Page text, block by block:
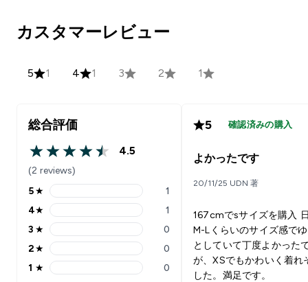
カスタマーレビュー
5 1 4 1 3 2 1
総合評価
4.5 out of 5 stars
4.5
(2 reviews)
5 stars rating 1 reviews
5★ 1
4 stars rating 1 reviews
4★ 1
3 stars rating 0 reviews
3 ★ 0
2 stars rating 0 reviews
2★ 0
1 stars rating 0 reviews
1 ★ 0
5 確認済みの購入
よかったです
20/11/25 UDN 著
167cmでsサイズを購入
M-Lくらいのサイズ感で
としていて丁度よかった
が、XSでもかわいく着れ
した。満足です。